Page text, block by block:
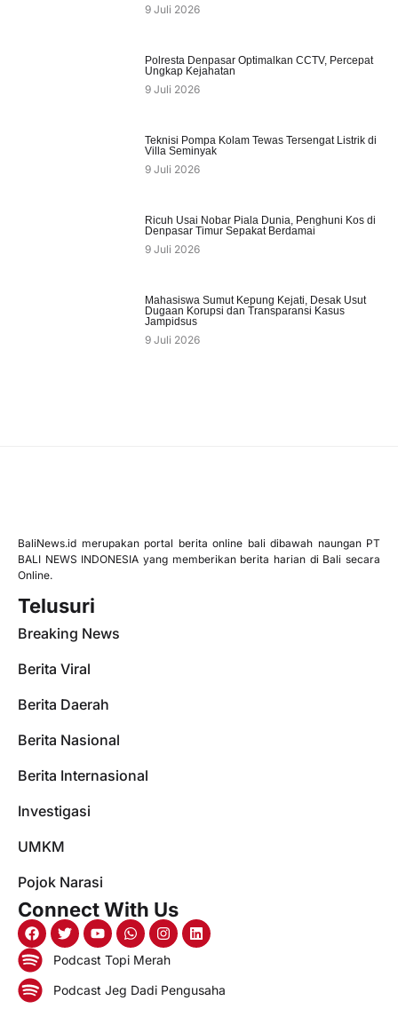
9 Juli 2026
Polresta Denpasar Optimalkan CCTV, Percepat
Ungkap Kejahatan
9 Juli 2026
Teknisi Pompa Kolam Tewas Tersengat Listrik di
Villa Seminyak
9 Juli 2026
Ricuh Usai Nobar Piala Dunia, Penghuni Kos di
Denpasar Timur Sepakat Berdamai
9 Juli 2026
Mahasiswa Sumut Kepung Kejati, Desak Usut
Dugaan Korupsi dan Transparansi Kasus
Jampidsus
9 Juli 2026
BaliNews.id merupakan portal berita online bali dibawah naungan PT
BALI NEWS INDONESIA yang memberikan berita harian di Bali secara
Online.
Telusuri
Breaking News
Berita Viral
Berita Daerah
Berita Nasional
Berita Internasional
Investigasi
UMKM
Pojok Narasi
Connect With Us
Podcast Topi Merah
Podcast Jeg Dadi Pengusaha